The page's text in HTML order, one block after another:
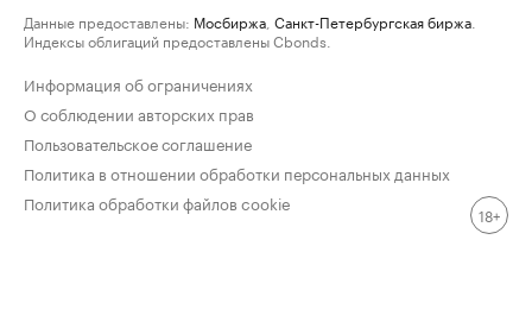
Данные предоставлены: Мосбиржа Санкт-Петербургская биржа
Индексы облигаций предоставлены Cbonds.
Информация об ограничениях
О соблюдении авторских прав
Пользовательское соглашение
Политика в отношении обработки персональных данных
Политика обработки файлов cookie
18+